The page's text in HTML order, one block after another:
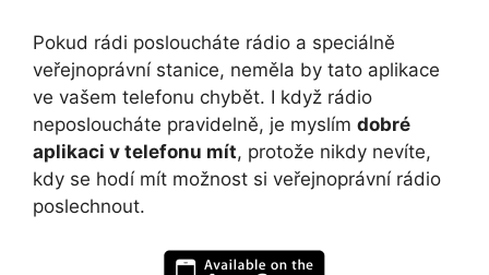
Pokud rádi posloucháte rádio a speciálně
veřejnoprávní stanice, neměla by tato aplikace
ve vašem telefonu chybět. I když rádio
neposloucháte pravidelně, je myslím dobré
aplikaci v telefonu mít, protože nikdy nevíte,
kdy se hodí mít možnost si veřejnoprávní rádio
poslechnout.